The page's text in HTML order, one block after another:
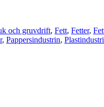
och gruvdrift, Fett, Fetter,
, Pappersindustrin,